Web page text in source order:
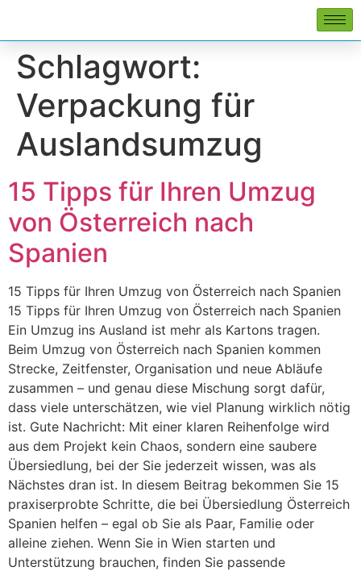
Schlagwort:
Verpackung für
Auslandsumzug
15 Tipps für Ihren Umzug
von Österreich nach
Spanien
15 Tipps für Ihren Umzug von Österreich nach Spanien
15 Tipps für Ihren Umzug von Österreich nach Spanien
Ein Umzug ins Ausland ist mehr als Kartons tragen.
Beim Umzug von Österreich nach Spanien kommen
Strecke, Zeitfenster, Organisation und neue Abläufe
zusammen – und genau diese Mischung sorgt dafür,
dass viele unterschätzen, wie viel Planung wirklich nötig
ist. Gute Nachricht: Mit einer klaren Reihenfolge wird
aus dem Projekt kein Chaos, sondern eine saubere
Übersiedlung, bei der Sie jederzeit wissen, was als
Nächstes dran ist. In diesem Beitrag bekommen Sie 15
praxiserprobte Schritte, die bei Übersiedlung Österreich
Spanien helfen – egal ob Sie als Paar, Familie oder
alleine ziehen. Wenn Sie in Wien starten und
Unterstützung brauchen, finden Sie passende